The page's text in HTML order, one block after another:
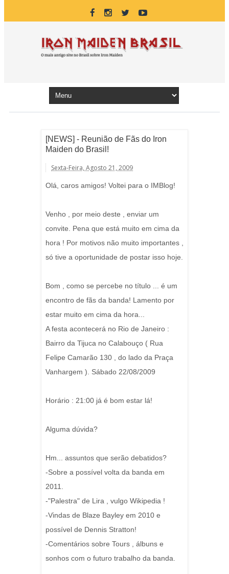
[NEWS] - Reunião de Fãs do Iron
Maiden do Brasil!
Sexta-Feira, Agosto 21, 2009
Olá, caros amigos! Voltei para o IMBlog!
Venho , por meio deste , enviar um
convite. Pena que está muito em cima da
hora ! Por motivos não muito importantes ,
só tive a oportunidade de postar isso hoje.
Bom , como se percebe no título ... é um
encontro de fãs da banda! Lamento por
estar muito em cima da hora...
A festa acontecerá no Rio de Janeiro :
Bairro da Tijuca no Calabouço ( Rua
Felipe Camarão 130 , do lado da Praça
Vanhargem ). Sábado 22/08/2009
Horário : 21:00 já é bom estar lá!
Alguma dúvida?
Hm... assuntos que serão debatidos?
-Sobre a possível volta da banda em
2011.
-"Palestra" de Lira , vulgo Wikipedia !
-Vindas de Blaze Bayley em 2010 e
possível de Dennis Stratton!
-Comentários sobre Tours , álbuns e
sonhos com o futuro trabalho da banda.